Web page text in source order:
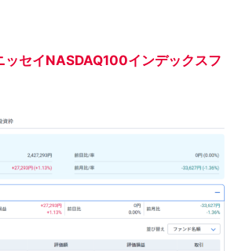
ッセイNASDAQ100インデックスフ